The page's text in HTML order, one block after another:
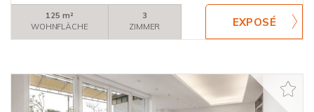
125 m²
WOHNFLÄCHE
3
ZIMMER